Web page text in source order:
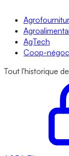
AgTech
Coop-
Tout l'historique